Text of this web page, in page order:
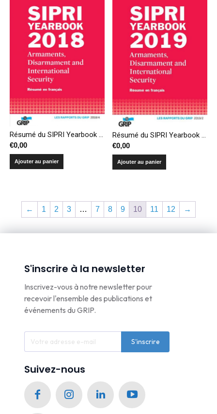
Résumé du SIPRI Yearbook 2018 – Armements, désarmement et sécurité internationale
€0,00
Ajouter au panier
Résumé du SIPRI Yearbook 2019 – Armements, désarmement et sécurité internationale
€0,00
Ajouter au panier
← 1 2 3 … 7 8 9 10 11 12 →
S'inscrire à la newsletter
Inscrivez-vous à notre newsletter pour
recevoir l'ensemble des publications et
événements du GRIP.
S'inscrire
Suivez-nous